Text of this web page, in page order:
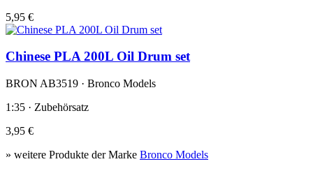
5,95 €
Chinese PLA 200L Oil Drum set
BRON AB3519 · Bronco Models
1:35 · Zubehörsatz
3,95 €
» weitere Produkte der Marke Bronco Models